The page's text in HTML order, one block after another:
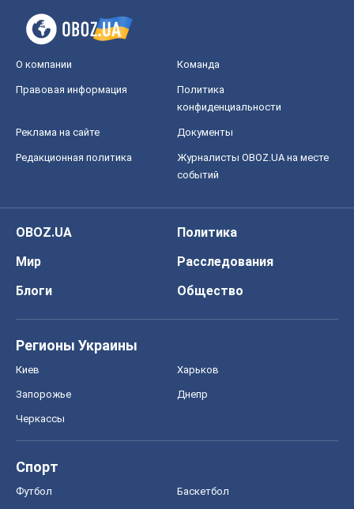
О компании Команда
Правовая информация
Политика
конфиденциальности
Реклама на сайте Документы
Редакционная политика
Журналисты OBOZ.UA на месте
событий
OBOZ.UA
Политика
Мир
Расследования
Блоги
Общество
Регионы Украины
Киев Харьков
Запорожье Днепр
Черкассы
Спорт
Футбол Баскетбол